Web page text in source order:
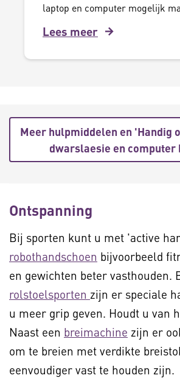
laptop en computer mogelijk
Lees meer
Meer hulpmiddelen en 'Handig
dwarslaesie en computer
Ontspanning
Bij sporten kunt u met 'active
robothandschoen bijvoorbeeld
en gewichten beter vasthouden.
rolstoelsporten zijn er speciale
u meer grip geven. Houdt u van
Naast een breimachine zijn er
om te breien met verdikte
eenvoudiger vast te houden zijn.